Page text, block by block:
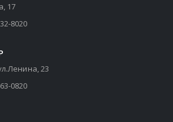
17
8020
23
0820